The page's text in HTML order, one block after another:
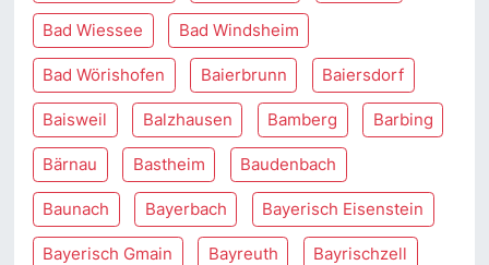
Bad Wiessee Bad Windsheim
Bad Wörishofen Baierbrunn Baiersdorf
Baisweil Balzhausen Bamberg Barbing
Bärnau Bastheim Baudenbach
Baunach Bayerbach Bayerisch Eisenstein
Bayerisch Gmain Bayreuth Bayrischzell